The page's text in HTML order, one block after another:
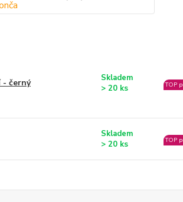
- černý
Skladem
> 20 ks
TOP
Skladem
> 20 ks
TOP